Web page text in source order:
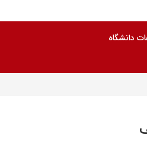
دانشگاه